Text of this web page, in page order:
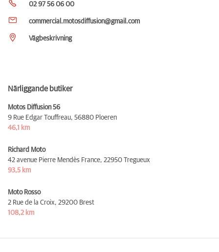
02 97 56 06 00
commercial.motosdiffusion@gmail.com
Vägbeskrivning
Närliggande butiker
Motos Diffusion 56
9 Rue Edgar Touffreau, 56880 Ploeren
46,1 km
Richard Moto
42 avenue Pierre Mendès France, 22950 Tregueux
93,5 km
Moto Rosso
2 Rue de la Croix, 29200 Brest
108,2 km